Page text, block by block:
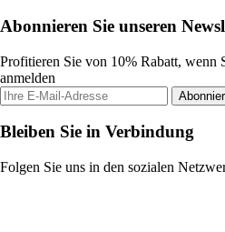
Abonnieren Sie unseren
Profitieren Sie von 10% Rabatt, wenn
anmelden
Bleiben Sie in Verbindung
Folgen Sie uns in den sozialen